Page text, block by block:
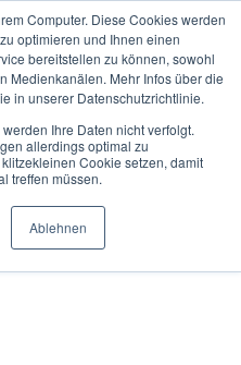
Computer. Diese Cookies werden
optimieren und Ihnen einen
bereitstellen zu können, sowohl
Medienkanälen. Mehr Infos über die
in unserer Datenschutzrichtlinie.
Ihre Daten nicht verfolgt.
allerdings optimal zu
Cookie setzen, damit
treffen müssen.
Ablehnen